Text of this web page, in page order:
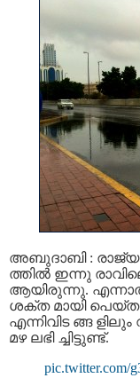
അബുദാബി :
ത്തില്‍ ഇന്നു
ആയിരുന്നു.
ശക്ത മായി
എന്നിവിട ങ്ങ
മഴ ലഭി ച്ചിട്ടുണ്ട്.
pic.twitter.com/